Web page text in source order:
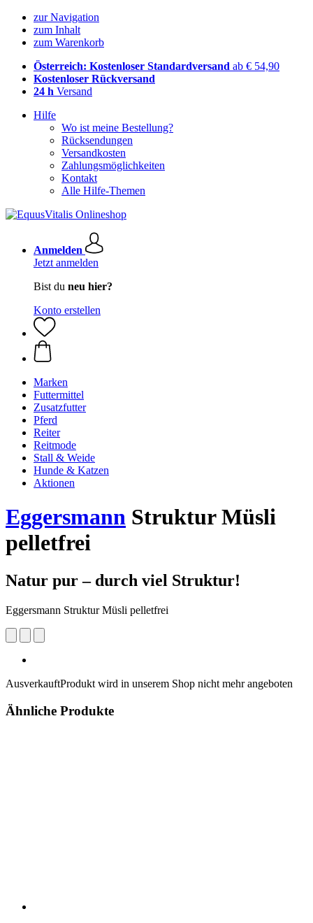
zur Navigation
zum Inhalt
zum Warenkorb
Österreich: Kostenloser Standardversand ab € 54,90
Kostenloser Rückversand
24 h Versand
Hilfe
Wo ist meine Bestellung?
Rücksendungen
Versandkosten
Zahlungsmöglichkeiten
Kontakt
Alle Hilfe-Themen
Anmelden
Jetzt anmelden
Bist du neu hier?
Konto erstellen
Marken
Futtermittel
Zusatzfutter
Pferd
Reiter
Reitmode
Stall & Weide
Hunde & Katzen
Aktionen
Eggersmann Struktur Müsli
pelletfrei
Natur pur – durch viel Struktur!
Eggersmann Struktur Müsli pelletfrei
AusverkauftProdukt wird in unserem Shop nicht mehr angeboten
Ähnliche Produkte